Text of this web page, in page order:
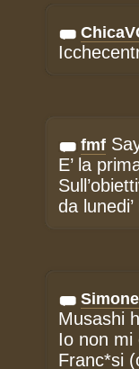
fmf
E’ la
da
Simone
Musashi
Io non mi
Franc*si